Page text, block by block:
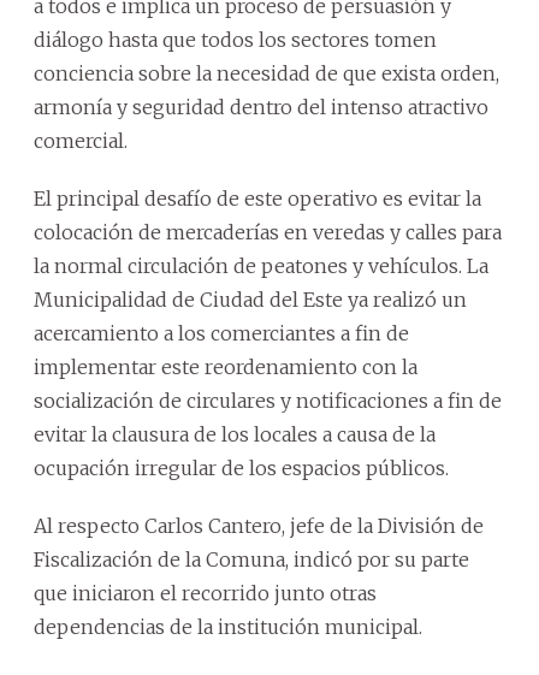
a todos e implica un proceso de persuasión y
diálogo hasta que todos los sectores tomen
conciencia sobre la necesidad de que exista orden,
armonía y seguridad dentro del intenso atractivo
comercial.
El principal desafío de este operativo es evitar la
colocación de mercaderías en veredas y calles para
la normal circulación de peatones y vehículos. La
Municipalidad de Ciudad del Este ya realizó un
acercamiento a los comerciantes a fin de
implementar este reordenamiento con la
socialización de circulares y notificaciones a fin de
evitar la clausura de los locales a causa de la
ocupación irregular de los espacios públicos.
Al respecto Carlos Cantero, jefe de la División de
Fiscalización de la Comuna, indicó por su parte
que iniciaron el recorrido junto otras
dependencias de la institución municipal.